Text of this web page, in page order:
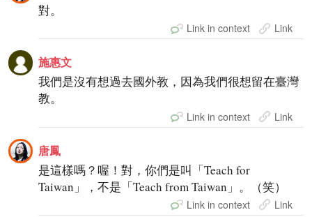
對。
Link in context Link
施惠文
我們是沒有想過去國外教，因為我們很想留在臺灣
教。
Link in context Link
唐鳳
是這樣嗎？喔！對，你們是叫「Teach for
Taiwan」，不是「Teach from Taiwan」。（笑）
Link in context Link